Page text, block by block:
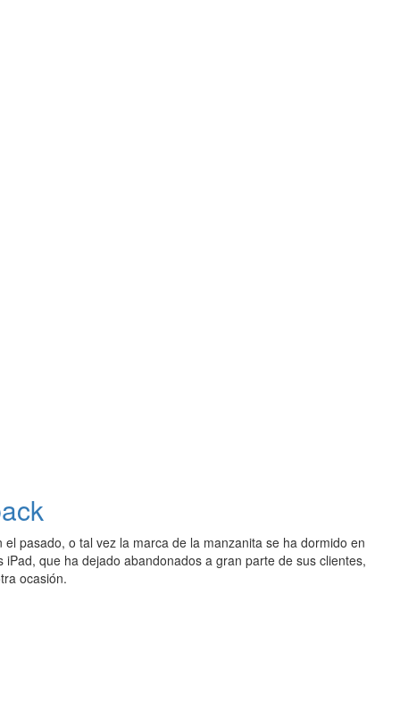
pasado, o tal vez la marca de la manzanita se ha dormido en
que ha dejado abandonados a gran parte de sus clientes,
ocasión.